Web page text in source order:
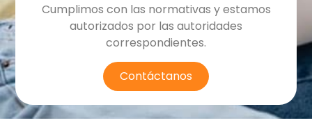
Cumplimos con las normativas y estamos
autorizados por las autoridades
correspondientes.
Contáctanos